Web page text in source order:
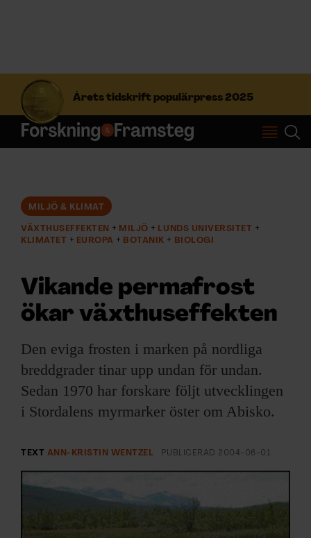
Årets tidskrift populärpress 2025
S
f
t
Prenumerera
NYHETSBREV
ÄMNEN
ARKIV & E-TIDNING
LYSSNA/PODD
EVENEMANG & RESOR
SKRIV I F&F
MILJÖ & KLIMAT
VÄXTHUSEFFEKTEN MILJÖ
LUNDS UNIVERSITET
KLIMATET
EUROPA BOTANIK BIOLOGI
Vikande permafrost
ökar växthuseffekten
Den eviga frosten i marken på nordliga
breddgrader tinar upp undan för undan.
Sedan 1970 har forskare följt utvecklingen
i Stordalens myrmarker öster om Abisko.
TEXT ANN-KRISTIN WENTZEL PUBLICERAD 2004-06-01